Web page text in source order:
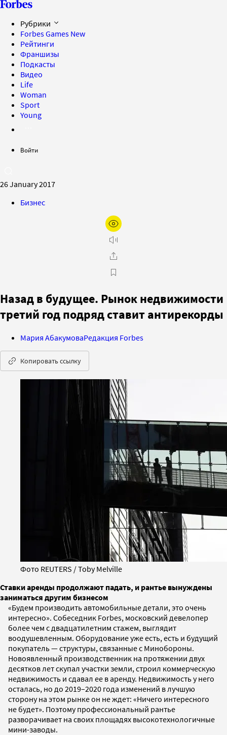
Рубрики
Forbes Games New
Рейтинги
Франшизы
Подкасты
Видео
Life
Woman
Sport
Young
Войти
26 January 2017
Бизнес
Назад в будущее. Рынок недвижимости
третий год подряд ставит антирекорды
Мария АбакумоваРедакция Forbes
Копировать ссылку
Фото REUTERS / Toby Melville
Ставки аренды продолжают падать, и рантье вынуждены
заниматься другим бизнесом
«Будем производить автомобильные детали, это очень
интересно». Собеседник Forbes, московский девелопер
более чем с двадцатилетним стажем, выглядит
воодушевленным. Оборудование уже есть, есть и будущий
покупатель — структуры, связанные с Минобороны.
Новоявленный производственник на протяжении двух
десятков лет скупал участки земли, строил коммерческую
недвижимость и сдавал ее в аренду. Недвижимость у него
осталась, но до 2019–2020 года изменений в лучшую
сторону на этом рынке он не ждет: «Ничего интересного
не будет». Поэтому профессиональный рантье
разворачивает на своих площадях высокотехнологичные
мини-заводы.